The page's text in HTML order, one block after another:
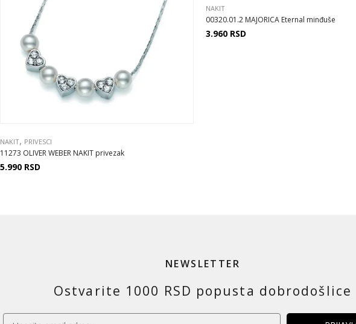
NAKIT, PRIVESCI
11273 OLIVER WEBER NAKIT privezak
5.990 RSD
NAKIT
00320.01.2 MAJORICA Eternal minđuše
3.960 RSD
NEWSLETTER
Ostvarite 1000 RSD popusta dobrodošlice